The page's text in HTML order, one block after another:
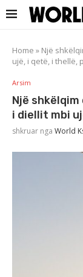
Home » Një
ujë, i qetë, i thellë,
Arsim
Një
i diellit mbi
shkruar nga World